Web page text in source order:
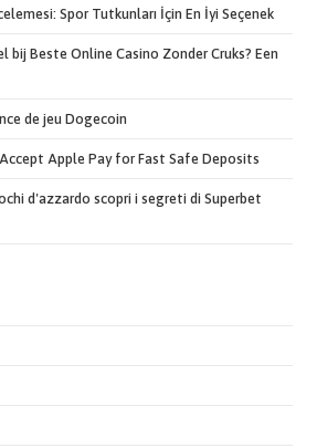
Spor Tutkunları İçin En İyi Seçenek
bij Beste Online Casino Zonder Cruks? Een
de jeu Dogecoin
Apple Pay for Fast Safe Deposits
d'azzardo scopri i segreti di Superbet